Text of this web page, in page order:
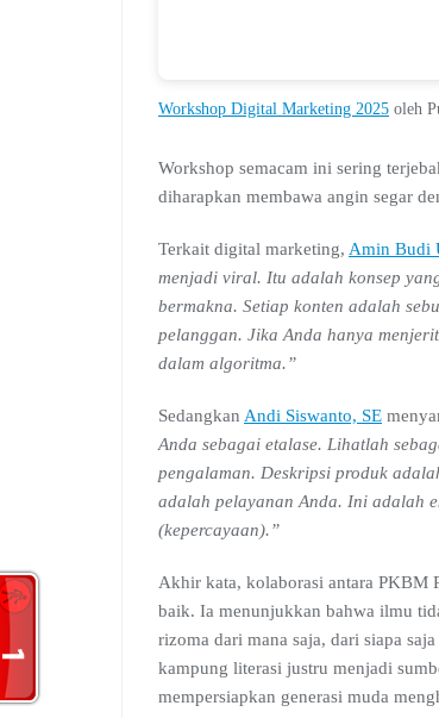
Workshop Digital Marketing 2025 oleh
Workshop semacam ini sering
diharapkan membawa angin segar
Terkait digital marketing, Amin Budi
menjadi viral. Itu adalah konsep
bermakna. Setiap konten adalah
pelanggan. Jika Anda hanya
dalam algoritma.”
Sedangkan Andi Siswanto, SE
Anda sebagai etalase. Lihatlah
pengalaman. Deskripsi produk
adalah pelayanan Anda. Ini adalah
(kepercayaan).”
Akhir kata, kolaborasi antara PKBM
baik. Ia menunjukkan bahwa ilmu
rizoma dari mana saja, dari siapa
kampung literasi justru menjadi
mempersiapkan generasi muda